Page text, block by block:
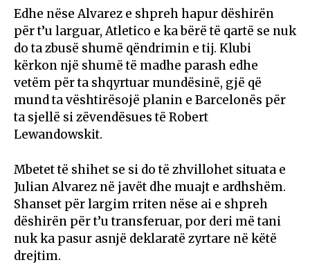
Edhe nëse Alvarez e shpreh hapur dëshirën
për t’u larguar, Atletico e ka bërë të qartë se nuk
do ta zbusë shumë qëndrimin e tij. Klubi
kërkon një shumë të madhe parash edhe
vetëm për ta shqyrtuar mundësinë, gjë që
mund ta vështirësojë planin e Barcelonës për
ta sjellë si zëvendësues të Robert
Lewandowskit.
Mbetet të shihet se si do të zhvillohet situata e
Julian Alvarez në javët dhe muajt e ardhshëm.
Shanset për largim rriten nëse ai e shpreh
dëshirën për t’u transferuar, por deri më tani
nuk ka pasur asnjë deklaratë zyrtare në këtë
drejtim.